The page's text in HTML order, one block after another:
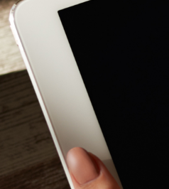
Mon -